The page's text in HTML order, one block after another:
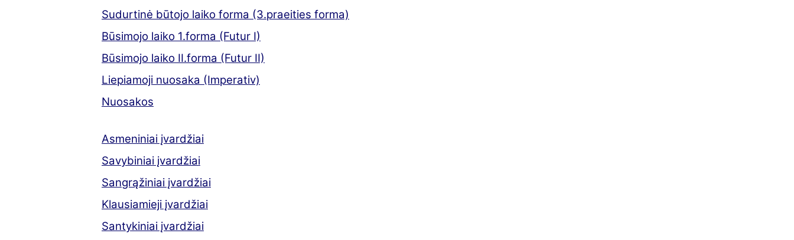
Sudurtinė būtojo laiko forma (3.praeities forma)
Būsimojo laiko 1.forma (Futur I)
Būsimojo laiko II.forma (Futur II)
Liepiamoji nuosaka (Imperativ)
Nuosakos
Asmeniniai įvardžiai
Savybiniai įvardžiai
Sangrąžiniai įvardžiai
Klausiamieji įvardžiai
Santykiniai įvardžiai